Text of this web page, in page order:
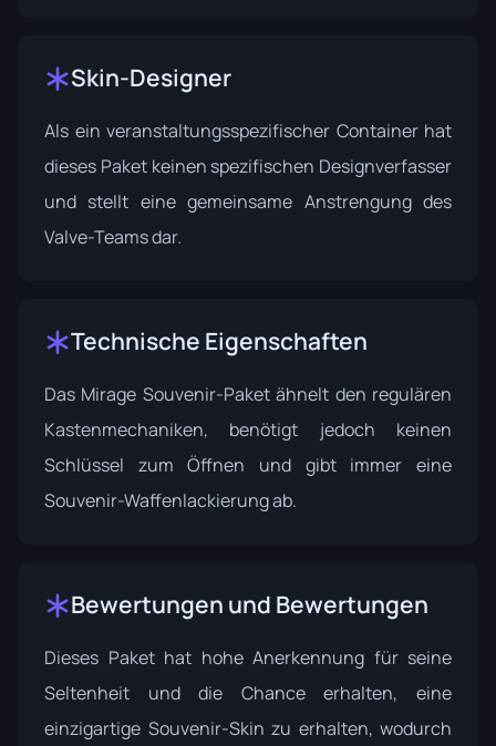
Skin-Designer
Als ein veranstaltungsspezifischer Container hat
dieses Paket keinen spezifischen Designverfasser
und stellt eine gemeinsame Anstrengung des
Valve-Teams dar.
Technische Eigenschaften
Das Mirage Souvenir-Paket ähnelt den regulären
Kastenmechaniken, benötigt jedoch keinen
Schlüssel zum Öffnen und gibt immer eine
Souvenir-Waffenlackierung ab.
Bewertungen und Bewertungen
Dieses Paket hat hohe Anerkennung für seine
Seltenheit und die Chance erhalten, eine
einzigartige Souvenir-Skin zu erhalten, wodurch